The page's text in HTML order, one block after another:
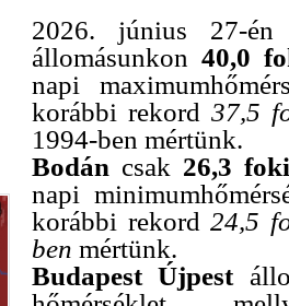
2026. június 27-
állomásunkon 40,0
napi
korábbi rekord 37,5
1994-ben mértünk.
Bodán csak 26,3
napi
korábbi rekord 24,5
ben mértünk.
Budapest Újpest